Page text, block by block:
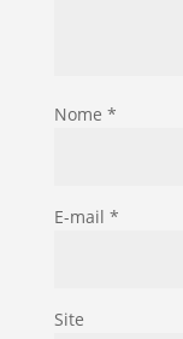
Nome *
E-mail *
Site